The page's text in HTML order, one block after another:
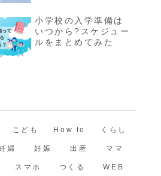
小学校の入学準備は
いつから?スケジュー
ルをまとめてみた
こども How to くらし
婦 妊娠 出産 ママ
スマホ つくる WEB